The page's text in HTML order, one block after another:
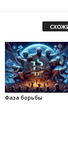
Фаза борьбы